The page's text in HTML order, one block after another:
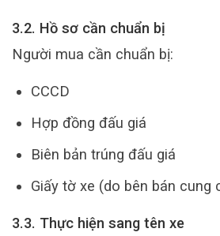
3.2. Hồ sơ cần chuẩn bị
Người mua cần chuẩn bị:
CCCD
Hợp đồng đấu giá
Biên bản trúng đấu giá
Giấy tờ xe (do bên bán cung
3.3. Thực hiện sang tên xe